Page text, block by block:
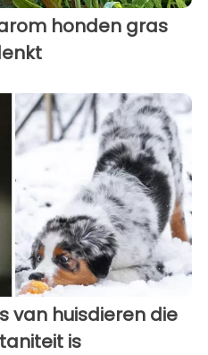
honden gras
van huisdieren die
is